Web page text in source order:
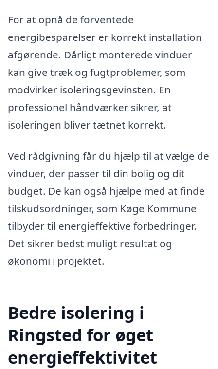
For at opnå de forventede
energibesparelser er korrekt installation
afgørende. Dårligt monterede vinduer
kan give træk og fugtproblemer, som
modvirker isoleringsgevinsten. En
professionel håndværker sikrer, at
isoleringen bliver tætnet korrekt.
Ved rådgivning får du hjælp til at vælge de
vinduer, der passer til din bolig og dit
budget. De kan også hjælpe med at finde
tilskudsordninger, som Køge Kommune
tilbyder til energieffektive forbedringer.
Det sikrer bedst muligt resultat og
økonomi i projektet.
Bedre isolering i
Ringsted for øget
energieffektivitet